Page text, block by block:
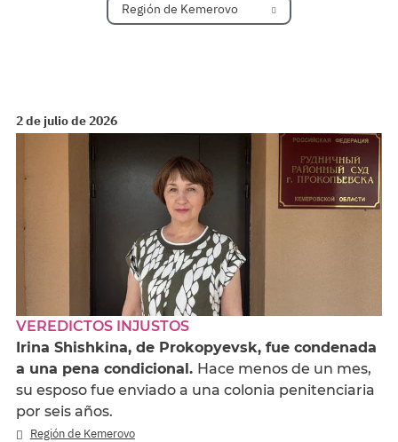
Región de Kemerovo
2 de julio de 2026
VEREDICTOS INJUSTOS
Irina Shishkina, de Prokopyevsk, fue condenada
a una pena condicional. Hace menos de un mes,
su esposo fue enviado a una colonia penitenciaria
por seis años.
Región de Kemerovo